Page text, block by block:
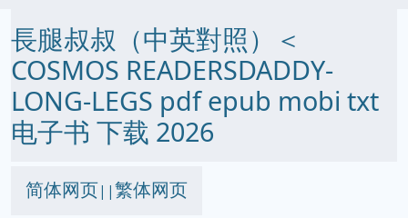
長腿叔叔（中英對照）＜
COSMOS READERSDADDY-
LONG-LEGS pdf epub mobi txt
电子书 下载 2026
简体网页||繁体网页